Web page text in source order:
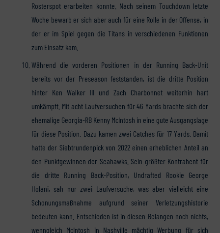
Rosterspot erarbeiten konnte. Nach seinem Touchdown letzte
Woche bewarb er sich aber auch für eine Rolle in der Offense, in
der er im Spiel gegen die Titans in verschiedenen Funktionen
zum Einsatz kam.
Während die vorderen Positionen in der Running Back-Unit
bereits vor der Preseason feststanden, ist die dritte Position
hinter Ken Walker III und Zach Charbonnet weiterhin hart
umkämpft. Mit acht Laufversuchen für 46 Yards brachte sich der
ehemalige Georgia-RB Kenny McIntosh in eine gute Ausgangslage
für diese Position. Dazu kamen zwei Catches für 17 Yards. Damit
hatte der Siebtrundenpick von 2022 einen erheblichen Anteil an
den Punktgewinnen der Seahawks. Sein größter Kontrahent für
die dritte Running Back-Position, Undrafted Rookie George
Holani, sah nur zwei Laufversuche, was aber vielleicht eine
Schonungsmaßnahme aufgrund seiner Verletzungshistorie
bedeuten kann. Entschieden ist in diesen Belangen noch nichts,
wenngleich McIntosh in Nashville mächtig Werbung für sich